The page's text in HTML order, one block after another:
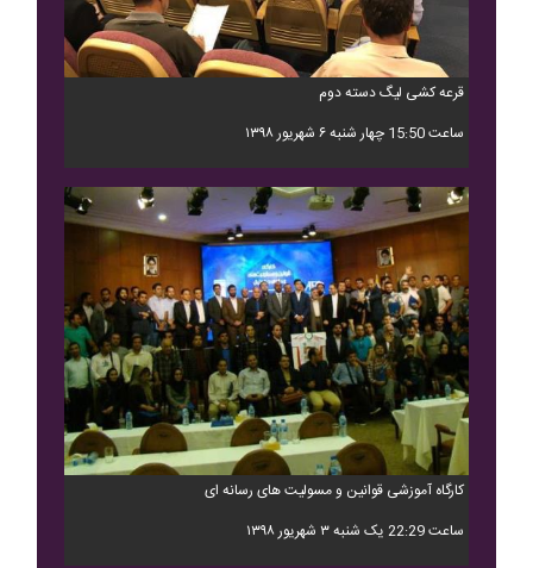
قرعه کشی لیگ دسته دوم
ساعت 15:50 چهار شنبه ۶ شهریور ۱۳۹۸
کارگاه آموزشی قوانین و مسولیت های رسانه ای
ساعت 22:29 یک شنبه ۳ شهریور ۱۳۹۸